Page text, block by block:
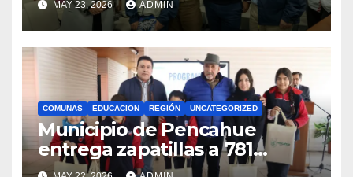
competencias
internacionales
MAY 23, 2026 ADMIN
COMUNAS EDUCACION REGIÓN UNCATEGORIZED
Municipio de Pencahue
entrega zapatillas a 781
estudiantes con recursos del